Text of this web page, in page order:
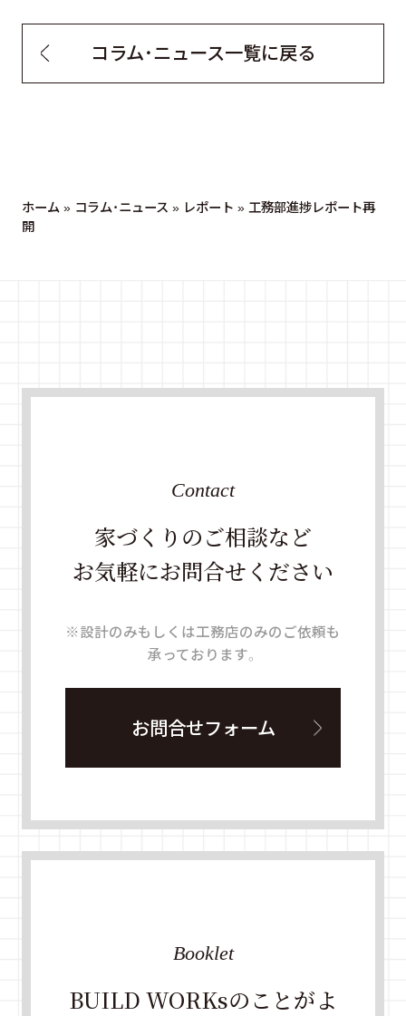
コラム・ニュース一覧に戻る
ホーム » コラム・ニュース » レポート » 工務部進捗レポート再
開
家づくりのご相談など
お気軽にお問合せください
Contact
※設計のみもしくは工務店のみのご依頼も
承っております。
お問合せフォーム
BUILD WORKsのことがよ
Booklet